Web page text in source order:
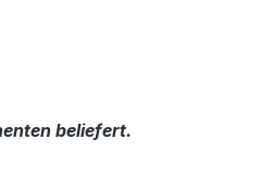
beliefert.